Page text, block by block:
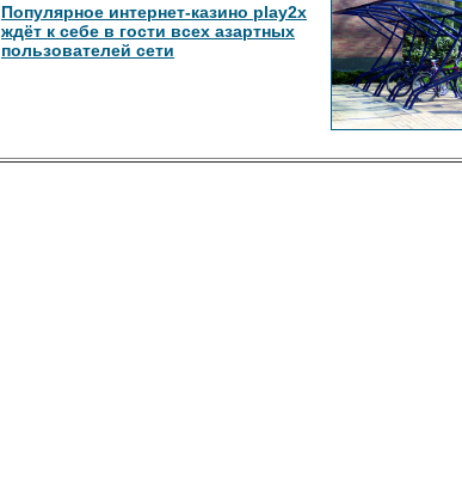
Популярное интернет-казино play2x
ждёт к себе в гости всех азартных
пользователей сети